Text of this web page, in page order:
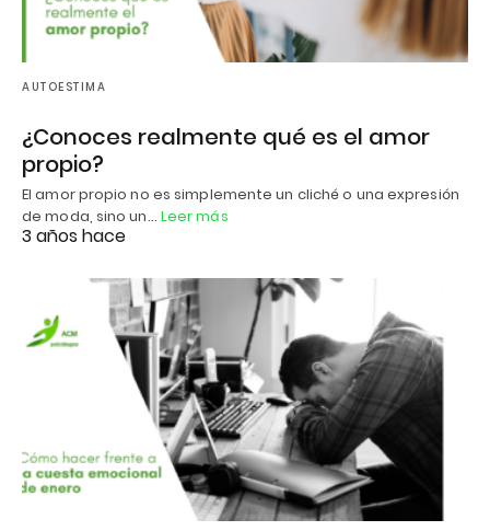
AUTOESTIMA
¿Conoces realmente qué es el amor
propio?
El amor propio no es simplemente un cliché o una expresión
de moda, sino un… Leer más
3 años hace